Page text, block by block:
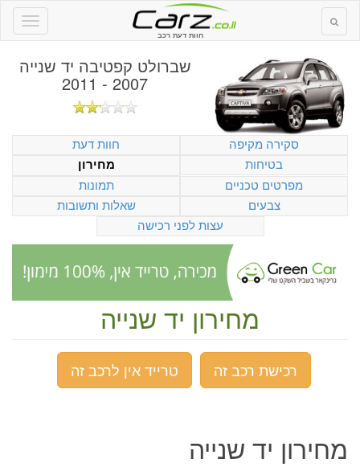
חוות דעת רכב
שברולט קפטיבה יד שנייה
2007 - 2011
סקירה מקיפה
חוות דעת
בטיחות
מחירון
מפרטים טכניים
תמונות
צבעים
שאלות ותשובות
עצות לפני רכישה
מחירון יד שנייה
רכישת רכב זה טרייד אין לרכב זה
מחירון יד שנייה